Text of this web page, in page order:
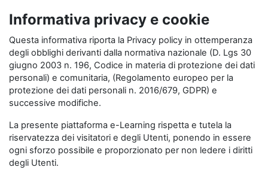
Informativa privacy e cookie
Questa informativa riporta la Privacy policy in ottemperanza
degli obblighi derivanti dalla normativa nazionale (D. Lgs 30
giugno 2003 n. 196, Codice in materia di protezione dei dati
personali) e comunitaria, (Regolamento europeo per la
protezione dei dati personali n. 2016/679, GDPR) e
successive modifiche.
La presente piattaforma e-Learning rispetta e tutela la
riservatezza dei visitatori e degli Utenti, ponendo in essere
ogni sforzo possibile e proporzionato per non ledere i diritti
degli Utenti.